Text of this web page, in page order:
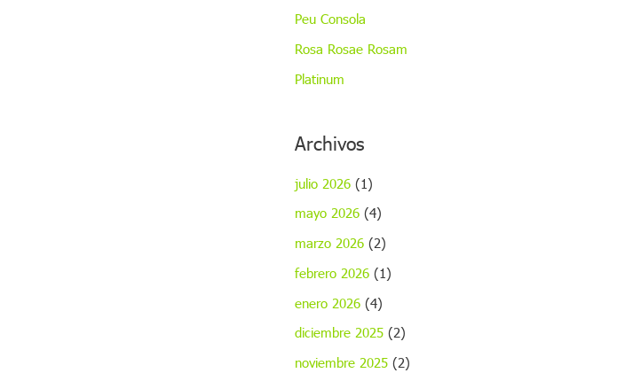
d
e
v
o
Peu Consola
Rosa Rosae Rosam
Platinum
Archivos
julio 2026 (1)
mayo 2026 (4)
marzo 2026 (2)
febrero 2026 (1)
enero 2026 (4)
diciembre 2025 (2)
noviembre 2025 (2)